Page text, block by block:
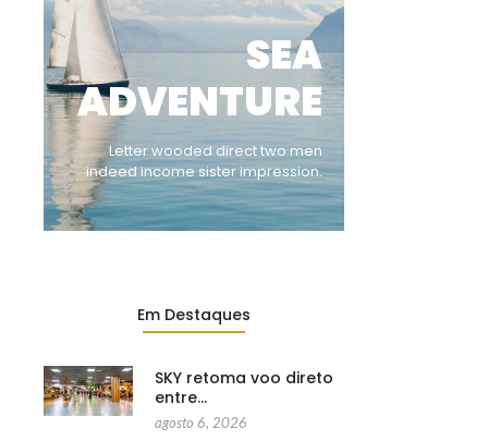
SEA
ADVENTURE
Letter wooded direct two men
indeed income sister impression.
Em Destaques
SKY retoma voo direto
entre…
agosto 6, 2026